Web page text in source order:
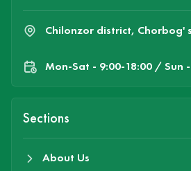
Chilonzor district, Chorbog'
Mon-Sat - 9:00-18:00 / Sun -
Sections
About Us